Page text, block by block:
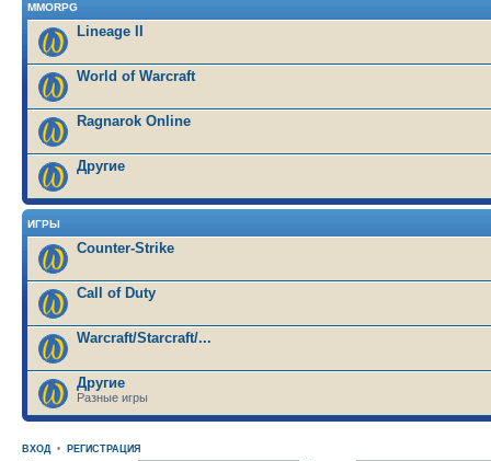
MMORPG
Lineage II
World of Warcraft
Ragnarok Online
Другие
ИГРЫ
Counter-Strike
Call of Duty
Warcraft/Starcraft/...
Другие
Разные игры
ВХОД• РЕГИСТРАЦИЯ